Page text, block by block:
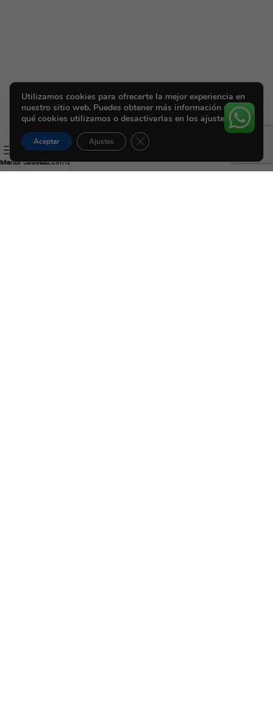
Menúde deseos
CarritoMi cuenta
Utilizamos cookies para ofrecerte la mejor experiencia en
nuestro sitio web. Puedes obtener más información sobre
qué cookies utilizamos o desactivarlas en los ajustes.
Aceptar Ajustes Cerrar el banner de cookies RGPD